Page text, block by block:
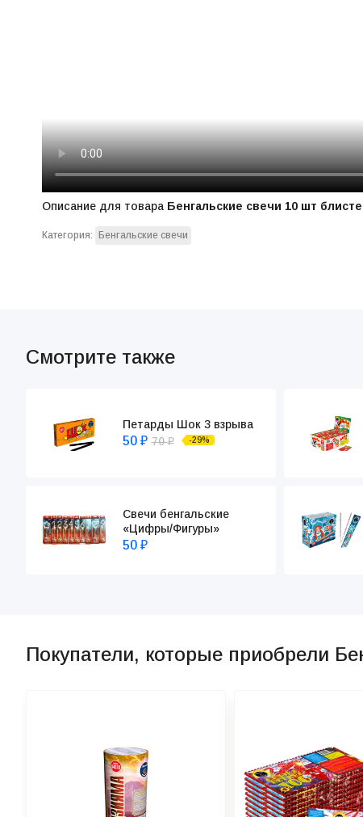
Описание для товара Бенгальские свечи 10 шт
Категория: Бенгальские свечи
Смотрите также
Петарды Шок 3 взрыва
50 ₽ 70₽ -29%
Свечи бенгальские
«Цифры/Фигуры»
50 ₽
Покупатели, которые приобрели